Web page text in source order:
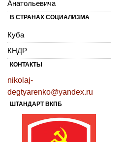
Анатольевича
В СТРАНАХ СОЦИАЛИЗМА
Куба
КНДР
КОНТАКТЫ
nikolaj-
degtyarenko@yandex.ru
ШТАНДАРТ ВКПБ